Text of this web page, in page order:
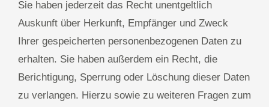
Sie haben jederzeit das Recht unentgeltlich
Auskunft über Herkunft, Empfänger und Zweck
Ihrer gespeicherten personenbezogenen Daten zu
erhalten. Sie haben außerdem ein Recht, die
Berichtigung, Sperrung oder Löschung dieser Daten
zu verlangen. Hierzu sowie zu weiteren Fragen zum